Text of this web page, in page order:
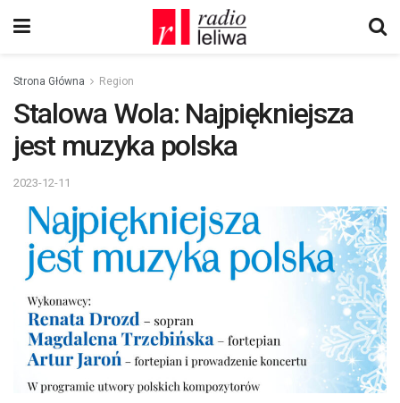
Strona Główna Region
Stalowa Wola: Najpiękniejsza
jest muzyka polska
2023-12-11